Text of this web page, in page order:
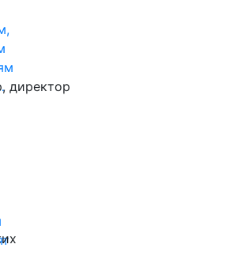
директор